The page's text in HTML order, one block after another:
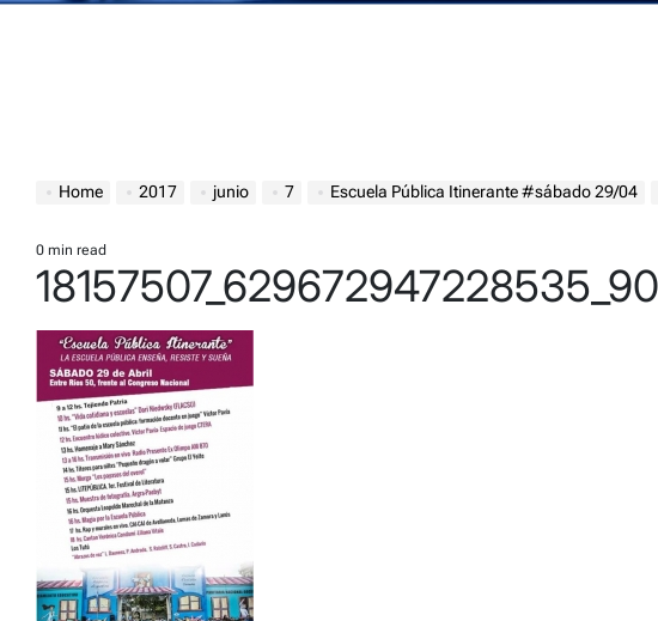
Home 2017 junio 7 Escuela Pública Itinerante #sábado 29/04
Estimated
read
time
0 min read